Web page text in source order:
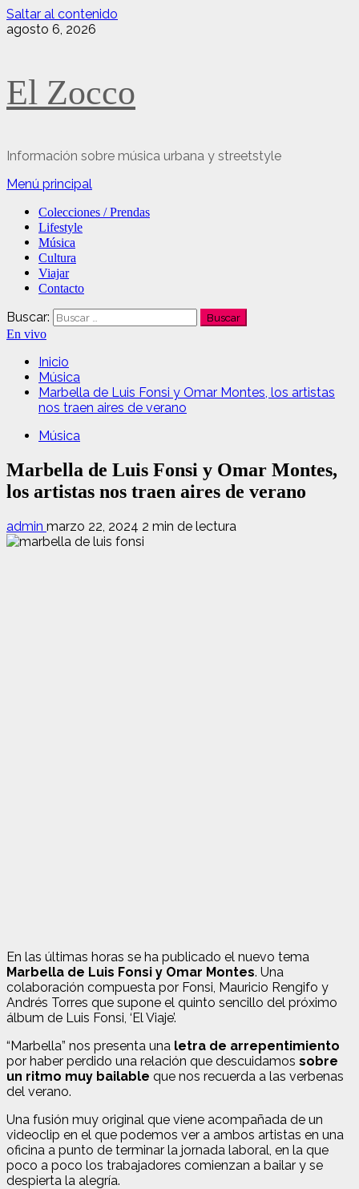
Saltar al contenido
agosto 6, 2026
El Zocco
Información sobre música urbana y streetstyle
Menú principal
Colecciones / Prendas
Lifestyle
Música
Cultura
Viajar
Contacto
Buscar:
En vivo
Inicio
Música
Marbella de Luis Fonsi y Omar Montes, los artistas
nos traen aires de verano
Música
Marbella de Luis Fonsi y Omar Montes,
los artistas nos traen aires de verano
admin marzo 22, 2024 2 min de lectura
En las últimas horas se ha publicado el nuevo tema
Marbella de Luis Fonsi y Omar Montes. Una
colaboración compuesta por Fonsi, Mauricio Rengifo y
Andrés Torres que supone el quinto sencillo del próximo
álbum de Luis Fonsi, ‘El Viaje’.
“Marbella” nos presenta una letra de arrepentimiento
por haber perdido una relación que descuidamos sobre
un ritmo muy bailable que nos recuerda a las verbenas
del verano.
Una fusión muy original que viene acompañada de un
videoclip en el que podemos ver a ambos artistas en una
oficina a punto de terminar la jornada laboral, en la que
poco a poco los trabajadores comienzan a bailar y se
despierta la alegría.